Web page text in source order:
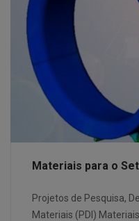
Materiais para o
Projetos de Pesquisa,
Materiais (PDI)